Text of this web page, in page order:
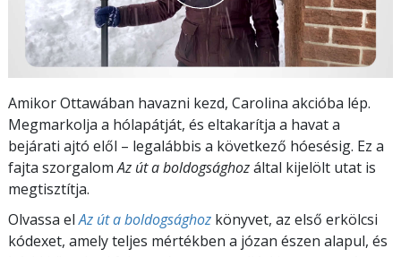
Amikor Ottawában havazni kezd, Carolina akcióba lép.
Megmarkolja a hólapátját, és eltakarítja a havat a
bejárati ajtó elől – legalábbis a következő hóesésig. Ez a
fajta szorgalomAz út a boldogsághozáltal kijelölt utat is
megtisztítja.
Olvassa elAz út a boldogsághoz könyvet, az első erkölcsi
kódexet, amely teljes mértékben a józan észen alapul, és